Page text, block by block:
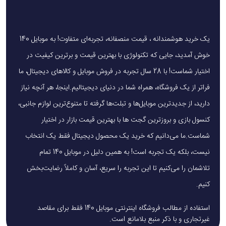
کیس هوشمند ضعیف: محافظت محدود در برابر ضربه و خراش و طراحی غیرمعمول.
عدم پشتیبانی از صدای lossless بی‌سیم: به جز در اتصال با Apple Vision Pro، صدای
lossless فقط در حالت سیمی در دسترس است.
قیمت بالا: با 549 دلار، گران‌تر از Sony WH-1000XM5 (349 دلار) و Bose
عدم استفاده از تراشه H2: نسخه 2024 همچنان از تراشه H1 استفاده می‌کند، که برخی
ویژگی‌های جدید مانند Adaptive Audio را محدود می‌کند.
کاربردها
موسیقی و سرگرمی: کیفیت صدای عالی و Spatial Audio برای موسیقی، فیلم و بازی.
تماس‌های تلفنی: میکروفون‌های Beamforming برای تماس‌های شفاف در محیط‌های
شلوغ.
یک خرید هوشمندانه ، قیمت منصفانه، تجربه‌ای متفاوت! به موبایل 140
خوش آمدید، جایی که تکنولوژی با بهترین قیمت و برترین کیفیت در
اختیار شماست! با 28 سال تجربه در فروش موبایل و کالاهای دیجیتال، ما
فراتر از یک فروشگاه، همراه شما در دنیای دیجیتالیم.اینجا، هر آنچه نیاز
دارید، از جدیدترین موبایل‌ها و تبلت‌ها گرفته تا متنوع‌ترین لوازم جانبی،
کنسول بازی و بروزترین گجت ها با بهترین قیمت بازار در اختیار
شماست.ما می‌دانیم که خرید یک محصول دیجیتال فقط یک انتخاب
نیست، بلکه یک تجربه است! به همین دلیل در موبایل 140 تمام
تلاشمان را می‌کنیم تا این تجربه را سریع، آسان و کاملاً رضایت‌بخش
کنیم.
استفاده از مطالب فروشگاه اینترنتی موبایل 140 فقط برای مقاصد
غیرتجاری و با ذکر منبع بلامانع است.